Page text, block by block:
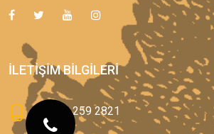
İLETIŞIM BILGILERI
0(544) 259 2821